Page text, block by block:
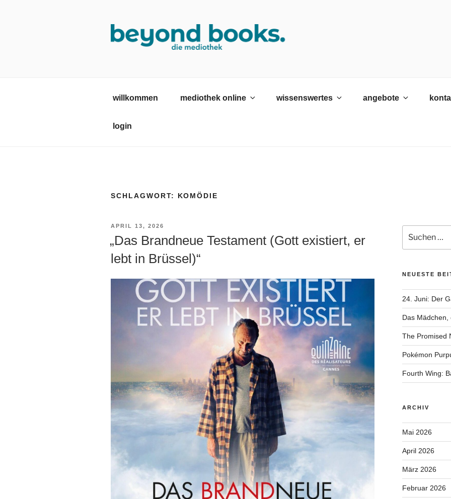
willkommen mediothek online wissenswertes angebote
login
SCHLAGWORT: KOMÖDIE
VERÖFFENTLICHT
APRIL 13, 2026
„Das Brandneue Testament (Gott existiert, er
lebt in Brüssel)“
nach:
NEUESTE
24. Juni: Der
Das
The Promised
Pokémon
Fourth Wing:
ARCHIV
Mai 2026
April 2026
März 2026
Februar 2026